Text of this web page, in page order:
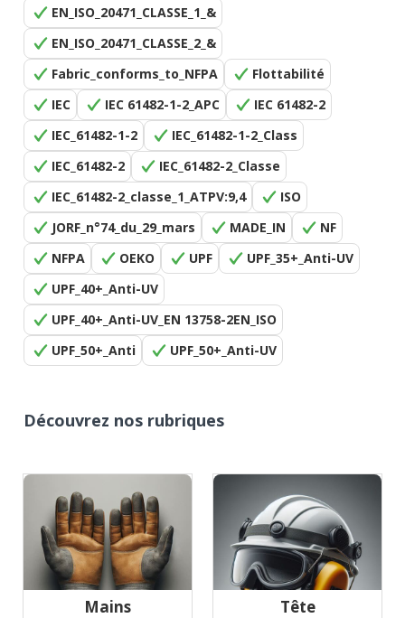
EN_ISO_20471_CLASSE_1_&
EN_ISO_20471_CLASSE_2_&
Fabric_conforms_to_NFPA
Flottabilité
IEC
IEC 61482-1-2_APC
IEC 61482-2
IEC_61482-1-2
IEC_61482-1-2_Class
IEC_61482-2
IEC_61482-2_Classe
IEC_61482-2_classe_1_ATPV:9,4
ISO
JORF_n°74_du_29_mars
MADE_IN
NF
NFPA
OEKO UPF
UPF_35+_Anti-UV
UPF_40+_Anti-UV
UPF_40+_Anti-UV_EN 13758-2EN_ISO
UPF_50+_Anti
UPF_50+_Anti-UV
Découvrez nos rubriques
Mains Tête